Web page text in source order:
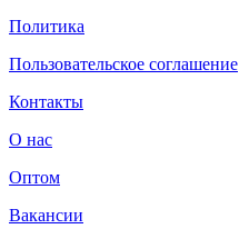
Политика
Пользовательское соглашение
Контакты
О нас
Оптом
Вакансии